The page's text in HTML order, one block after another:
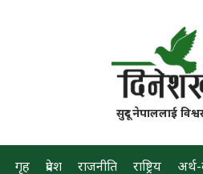
सुदूर नेपाललाई
गृह प्रदेश राजनीति राष्ट्रिय